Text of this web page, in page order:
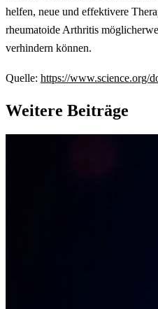
helfen, neue und effektivere
rheumatoide Arthritis
verhindern können.
Quelle: https://www.science.org/
Weitere Beiträge